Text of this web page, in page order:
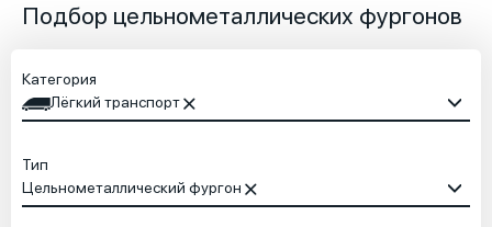
Подбор цельнометаллических фургонов
Категория
Лёгкий транспорт
Тип
Цельнометаллический фургон